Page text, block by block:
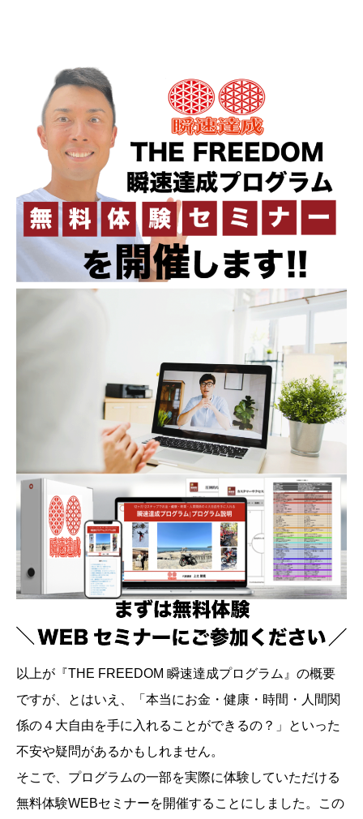
以上が『THE FREEDOM 瞬速達成プログラム』の概要
ですが、とはいえ、「本当にお金・健康・時間・人間関
係の４大自由を手に入れることができるの？」といった
不安や疑問があるかもしれません。
そこで、プログラムの一部を実際に体験していただける
無料体験WEBセミナーを開催することにしました。この